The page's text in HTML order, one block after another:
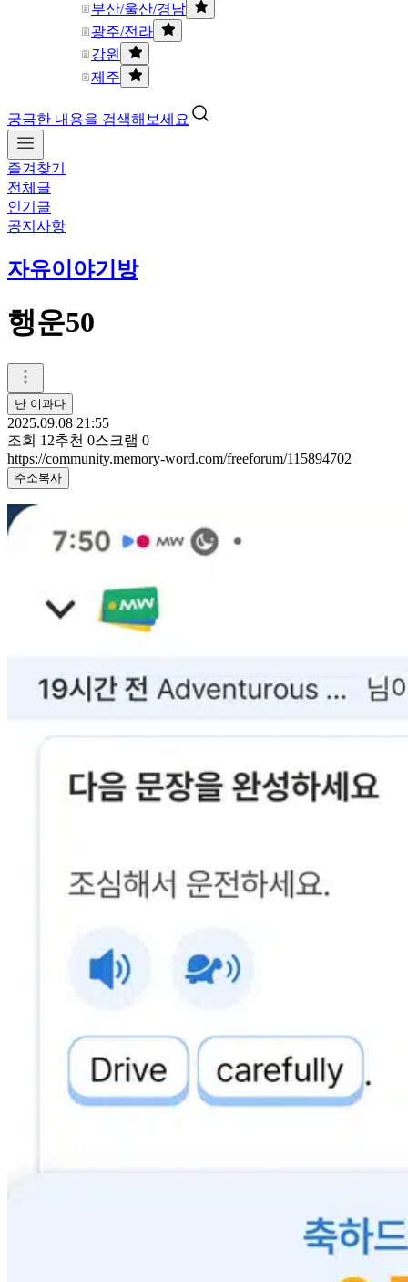
부산/울산/경남
광주/전라
강원
제주
궁금한 내용을 검색해보세요
즐겨찾기
전체글
인기글
공지사항
자유이야기방
행운50
난 이과다
2025.09.08 21:55
조회 12추천 0스크랩 0
https://community.memory-word.com/freeforum/115894702
주소복사